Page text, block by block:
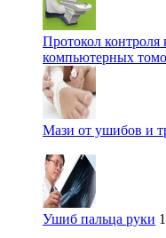
Протокол контроля
компьютерных
Мази от ушибов и
Ушиб пальца руки